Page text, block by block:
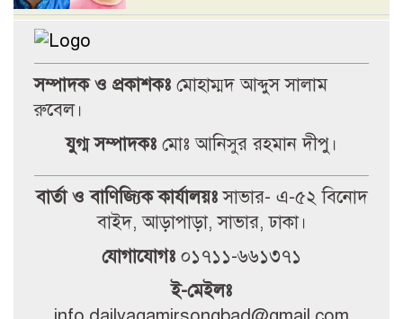
জগন্নাথ বিশ্ববিদ্যালয় সংঘর্ষে
ছাত্রশিবিরকে দায়ী করে ছাত্রদলের
বিবৃতি’
নওগাঁয় জুলাই গণঅভ্যুত্থান দিবস
উপলক্ষে ইসলামিক ফাউন্ডেশনের
আলোচনা সভা
সম্পাদক ও প্রকাশকঃমোহাম্মদ আব্দুস সালাম
রুবেল।
যুগ্ম সম্পাদকঃ মোঃ আনিসুর রহমান দীপু।
বার্তা ও বাণিজ্যিক কার্যালয়ঃসাভার- এ-৫২ বিনোদ
বাইদ, আড়াপাড়া, সাভার, ঢাকা।
যোগাযোগঃ ০১৭১১-৬৬১৩৭১
ই-মেইলঃ